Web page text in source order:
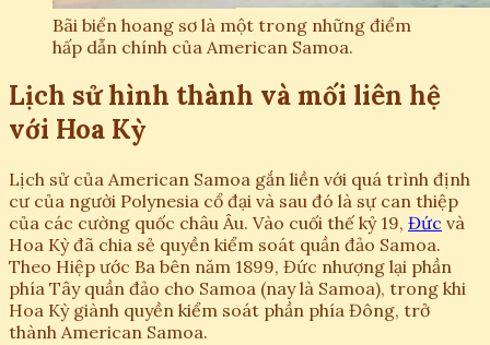
Bãi biển hoang sơ là một trong những điểm
hấp dẫn chính của American Samoa.
Lịch sử hình thành và mối liên hệ
với Hoa Kỳ
Lịch sử của American Samoa gắn liền với quá trình định
cư của người Polynesia cổ đại và sau đó là sự can thiệp
của các cường quốc châu Âu. Vào cuối thế kỷ 19, Đức và
Hoa Kỳ đã chia sẻ quyền kiểm soát quần đảo Samoa.
Theo Hiệp ước Ba bên năm 1899, Đức nhượng lại phần
phía Tây quần đảo cho Samoa (nay là Samoa), trong khi
Hoa Kỳ giành quyền kiểm soát phần phía Đông, trở
thành American Samoa.